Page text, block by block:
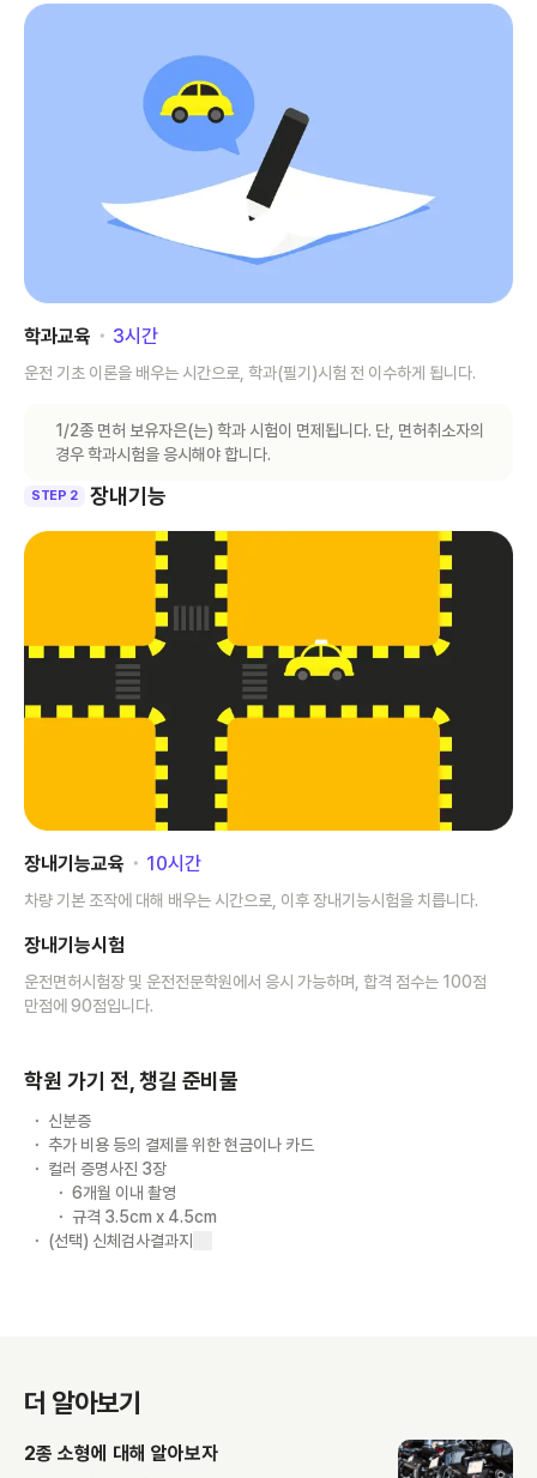
학과교육 ･ 3시간
운전 기초 이론을 배우는 시간으로, 학과(필기)시험 전 이수하게 됩니다.
1/2종 면허 보유자은(는) 학과 시험이 면제됩니다. 단, 면허취소자의
경우 학과시험을 응시해야 합니다.
STEP 2 장내기능
장내기능교육 ･ 10시간
차량 기본 조작에 대해 배우는 시간으로, 이후 장내기능시험을 치릅니다.
장내기능시험
운전면허시험장 및 운전전문학원에서 응시 가능하며, 합격 점수는 100점
만점에 90점입니다.
학원 가기 전, 챙길 준비물
신분증
추가 비용 등의 결제를 위한 현금이나 카드
컬러 증명사진 3장
6개월 이내 촬영
규격 3.5cm x 4.5cm
(선택) 신체검사결과지
더 알아보기
2종 소형에 대해 알아보자